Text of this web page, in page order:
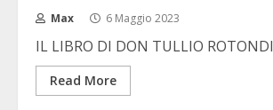
Max 6 Maggio 2023
IL LIBRO DI DON TULLIO ROTONDI
Read More